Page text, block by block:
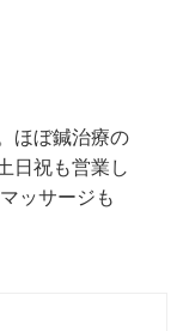
ほぼ鍼治療の
日祝も営業し
ッサージも